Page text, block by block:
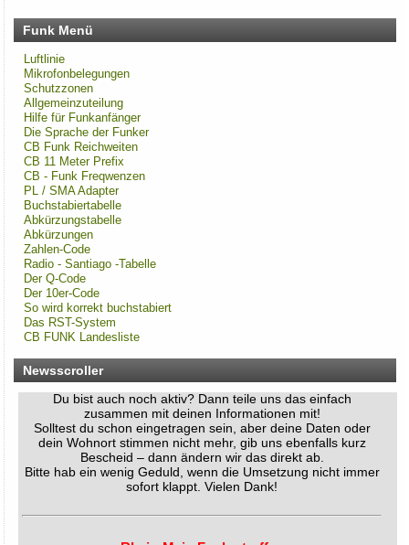
Funk Menü
Luftlinie
Mikrofonbelegungen
Schutzzonen
Allgemeinzuteilung
Hilfe für Funkanfänger
Die Sprache der Funker
CB Funk Reichweiten
CB 11 Meter Prefix
CB - Funk Freqwenzen
PL / SMA Adapter
Buchstabiertabelle
Abkürzungstabelle
Abkürzungen
Zahlen-Code
Radio - Santiago -Tabelle
Der Q-Code
Der 10er-Code
So wird korrekt buchstabiert
Das RST-System
CB FUNK Landesliste
Newsscroller
Wir laden euch recht herzlich zu unserem 12. Rhein-Main
Funkertreffen vom 17. bis 19. JULI 2026 ein.
Hotel November DX Group
Wir überarbeiten unsere Map!
Wir aktualisieren derzeit unsere Karte der aktiven CB-Funker.
Alle aktiven Mitglieder werden ab sofort mit einem grünen
Du bist auch noch aktiv? Dann teile uns das einfach
zusammen mit deinen Informationen mit!
Solltest du schon eingetragen sein, aber deine Daten oder
dein Wohnort stimmen nicht mehr, gib uns ebenfalls kurz
Bescheid – dann ändern wir das direkt ab.
Bitte hab ein wenig Geduld, wenn die Umsetzung nicht immer
sofort klappt. Vielen Dank!